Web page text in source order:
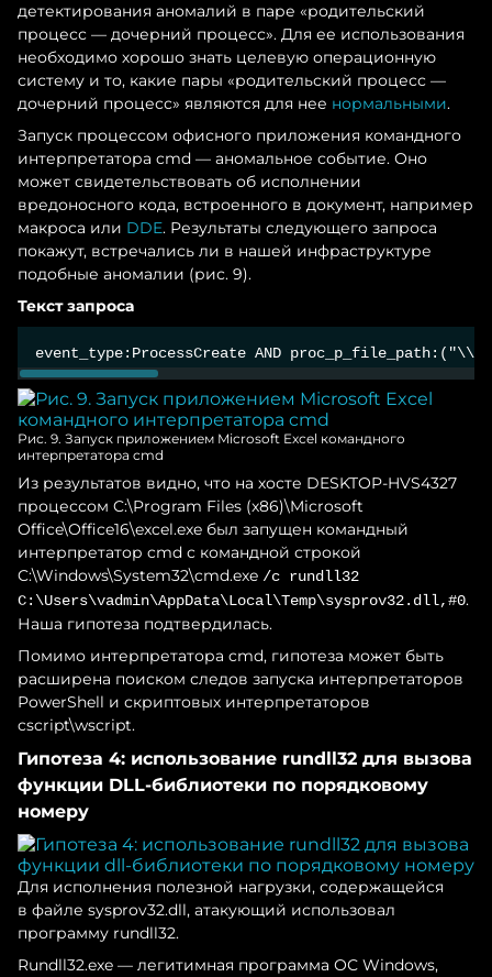
детектирования аномалий в паре «родительский
процесс — дочерний процесс». Для ее использования
необходимо хорошо знать целевую операционную
систему и то, какие пары «родительский процесс —
дочерний процесс» являются для нее нормальными.
Запуск процессом офисного приложения командного
интерпретатора cmd — аномальное событие. Оно
может свидетельствовать об исполнении
вредоносного кода, встроенного в документ, например
макроса или DDE. Результаты следующего запроса
покажут, встречались ли в нашей инфраструктуре
подобные аномалии (рис. 9).
Текст запроса
event_type:ProcessCreate AND
Рис. 9. Запуск приложением Microsoft Excel командного
интерпретатора cmd
Из результатов видно, что на хосте DESKTOP-HVS4327
процессом C:\Program Files (x86)\Microsoft
Office\Office16\excel.exe был запущен командный
интерпретатор cmd с командной строкой
C:\Windows\System32\cmd.exe /c rundll32
C:\Users\vadmin\AppData\Local\Temp\sysprov32.dll,#0.
Наша гипотеза подтвердилась.
Помимо интерпретатора cmd, гипотеза может быть
расширена поиском следов запуска интерпретаторов
PowerShell и скриптовых интерпретаторов
cscript\wscript.
Гипотеза 4: использование rundll32 для вызова
функции DLL-библиотеки по порядковому
номеру
Для исполнения полезной нагрузки, содержащейся
в файле sysprov32.dll, атакующий использовал
программу rundll32.
Rundll32.exe — легитимная программа ОС Windows,